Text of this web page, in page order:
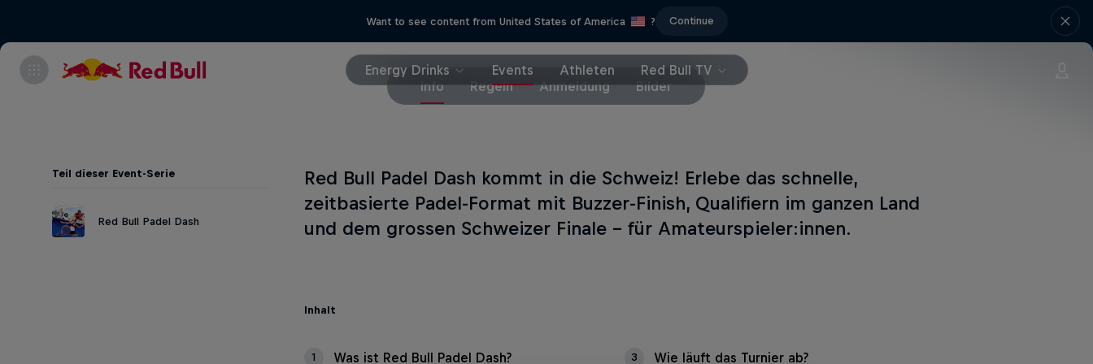
Want to see content from United States of America ? Continue
Energy Drinks Events Athleten
Red Bull TV
Info
Regeln Anmeldung Bilder
Teil dieser Event-Serie
Red Bull Padel Dash
Red Bull Padel Dash kommt in die Schweiz! Erlebe das schnelle,
zeitbasierte Padel-Format mit Buzzer-Finish, Qualifiern im ganzen Land
und dem grossen Schweizer Finale – für Amateurspieler:innen.
Inhalt
1 Was ist Red Bull Padel Dash? 3 Wie läuft das Turnier ab?